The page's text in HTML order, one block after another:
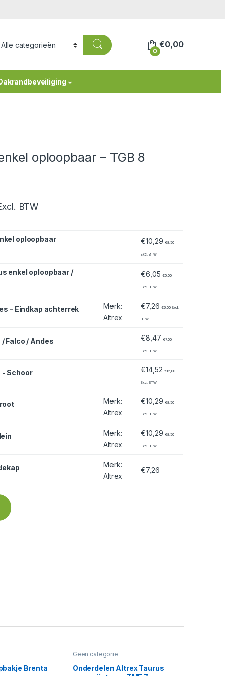
0
€0,00
oploopbaar – TGB 8
€6,05 tot €14,52
BTW
oploopbaar
€10,29 €8,50
Excl. BTW
enkel oploopbaar /
€6,05 €5,00
Excl. BTW
- Eindkap achterrek Merk:
Altrex
€7,26 €6,00Excl.
BTW
Falco / Andes €8,47 €7,00
Excl. BTW
- Schoor €14,52 €12,00
Excl. BTW
Merk:
Altrex
€10,29 €8,50
Excl. BTW
Merk:
Altrex
€10,29 €8,50
Excl. BTW
kan gekozen worden op de productpagina
Merk:
Altrex
€7,26
Brenta
Geen categorie
Onderdelen Altrex Taurus